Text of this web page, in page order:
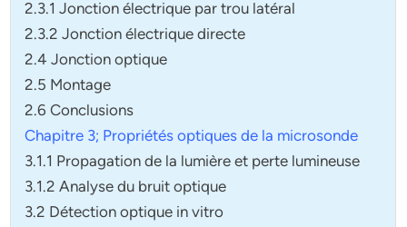
2.3.1 Jonction électrique par trou latéral
2.3.2 Jonction électrique directe
2.4 Jonction optique
2.5 Montage
2.6 Conclusions
Chapitre 3; Propriétés optiques de la microsonde
3.1.1 Propagation de la lumière et perte lumineuse
3.1.2 Analyse du bruit optique
3.2 Détection optique in vitro